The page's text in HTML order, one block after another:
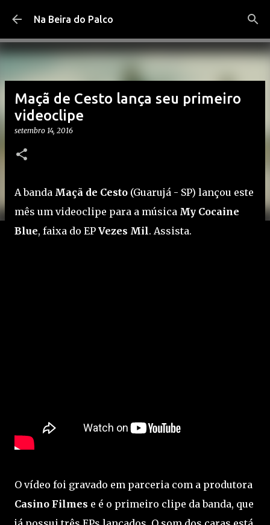
Pular para o conteúdo principal
Na Beira do Palco
Maçã de Cesto lança seu primeiro
videoclipe
setembro 14, 2016
A banda Maçã de Cesto (Guarujá - SP) lançou este
mês um videoclipe para a música My Cocaine
Blue, faixa do EP Vezes Mil. Assista.
O vídeo foi gravado em parceria com a produtora
Casino Filmes e é o primeiro clipe da banda, que